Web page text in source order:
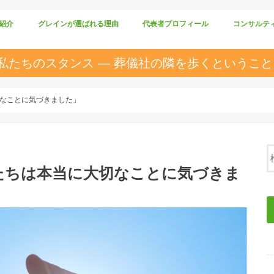
介 グレインが選ばれる理由 代表者プロフィール コンサルテ
仕組みづくり
商品づくり
人づくり
たちのスタンス ― 葬儀社の隣を歩くというこ
ことに気づきました」
は本当に大切なことに気づきま